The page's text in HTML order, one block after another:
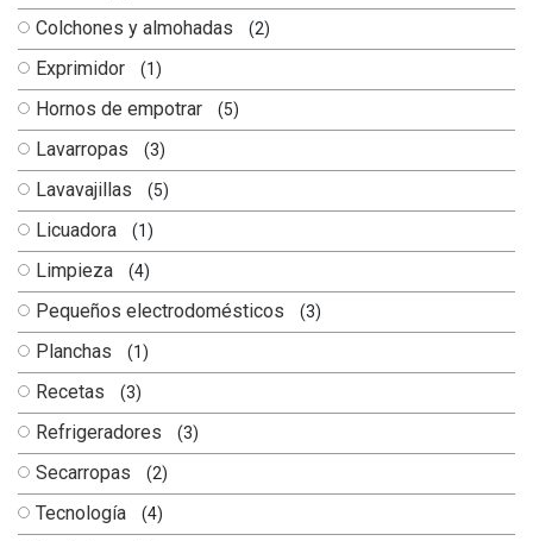
Colchones y almohadas (2)
Exprimidor (1)
Hornos de empotrar (5)
Lavarropas (3)
Lavavajillas (5)
Licuadora (1)
Limpieza (4)
Pequeños electrodomésticos (3)
Planchas (1)
Recetas (3)
Refrigeradores (3)
Secarropas (2)
Tecnología (4)